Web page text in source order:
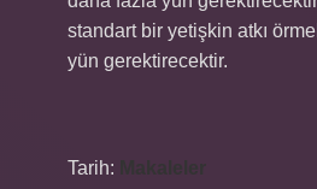
standart bir yetişkin atkı
yün gerektirecektir.
Tarih: